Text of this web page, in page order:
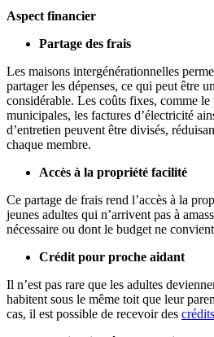
Aspect financier
Partage des frais
Les maisons intergénérationnelles
partager les dépenses, ce qui peut être
considérable. Les coûts fixes, comme
municipales, les factures d’électricité
d’entretien peuvent être divisés,
chaque membre.
Accès à la propriété facilité
Ce partage de frais rend l’accès à la
jeunes adultes qui n’arrivent pas à
nécessaire ou dont le budget ne
Crédit pour proche aidant
Il n’est pas rare que les adultes
habitent sous le même toit que leur
cas, il est possible de recevoir des